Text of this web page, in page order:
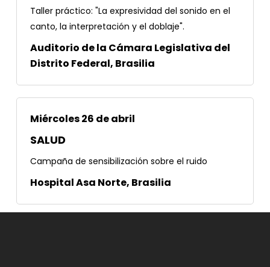
Taller práctico: "La expresividad del sonido en el
canto, la interpretación y el doblaje".
Auditorio de la Cámara Legislativa del
Distrito Federal, Brasilia
Miércoles 26 de abril
SALUD
Campaña de sensibilización sobre el ruido
Hospital Asa Norte, Brasilia